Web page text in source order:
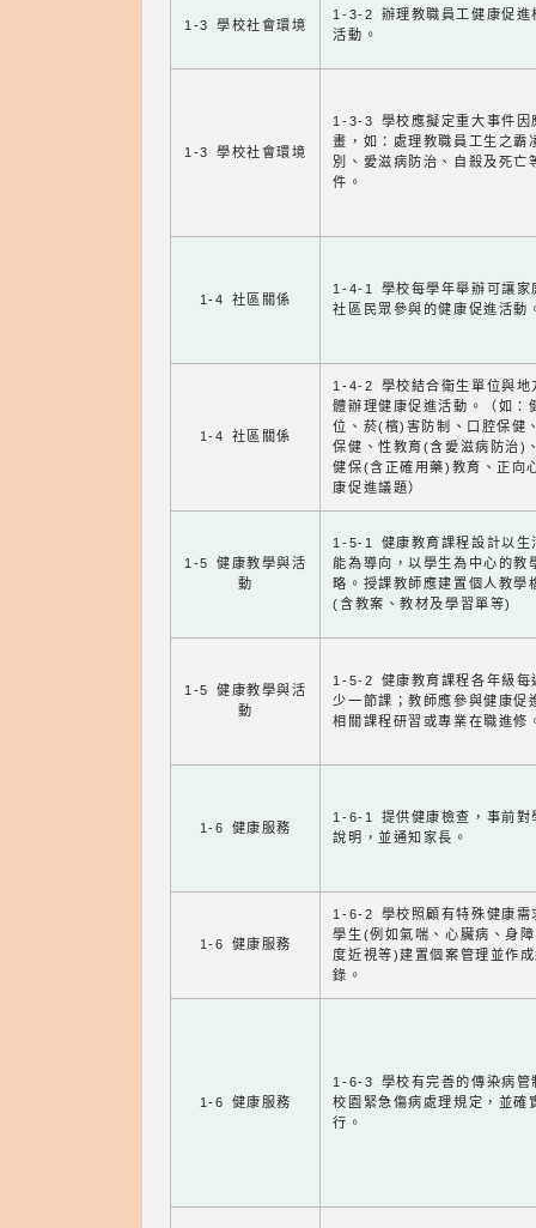
1-3 學校社會環境
1-3-2 辦理教職員工健康促進
活動。
1-3 學校社會環境
1-3-3 學校應擬定重大事件因
畫，如：處理教職員工生之霸
別、愛滋病防治、自殺及死亡
件。
1-4 社區關係
1-4-1 學校每學年舉辦可讓家
社區民眾參與的健康促進活動
1-4 社區關係
1-4-2 學校結合衛生單位與地
體辦理健康促進活動。（如：
位、菸(檳)害防制、口腔保健
保健、性教育(含愛滋病防治)
健保(含正確用藥)教育、正向
康促進議題）
1-5 健康教學與活
動
1-5-1 健康教育課程設計以生
能為導向，以學生為中心的教
略。授課教師應建置個人教學
(含教案、教材及學習單等)
1-5 健康教學與活
動
1-5-2 健康教育課程各年級每
少一節課；教師應參與健康促
相關課程研習或專業在職進修
1-6 健康服務
1-6-1 提供健康檢查，事前對
說明，並通知家長。
1-6 健康服務
1-6-2 學校照顧有特殊健康需
學生(例如氣喘、心臟病、身
度近視等)建置個案管理並作
錄。
1-6 健康服務
1-6-3 學校有完善的傳染病管
校園緊急傷病處理規定，並確
行。